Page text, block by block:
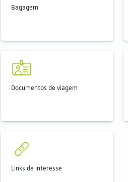
Bagagem
Documentos de viagem
Links de interesse